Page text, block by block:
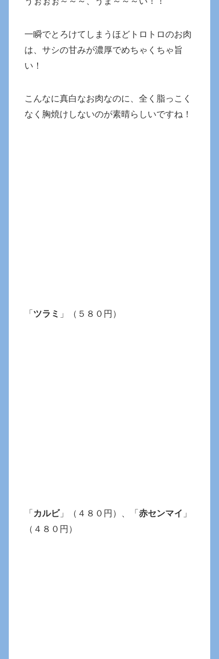
一瞬でとろけてしまうほどトロトロのお肉
は、サシの甘みが濃厚でめちゃくちゃ旨
い！
こんなに真白なお肉なのに、全く脂っこく
なく胸焼けしないのが素晴らしいですね！
「 ツラミ 」（５８０円）
「 カルビ」（４８０円）、「赤センマイ 」
（４８０円）